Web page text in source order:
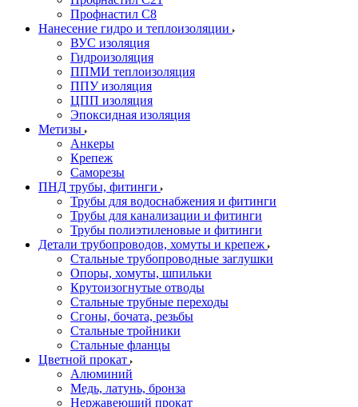
Профнастил С8
Нанесение гидро и теплоизоляции
ВУС изоляция
Гидроизоляция
ППМИ теплоизоляция
ППУ изоляция
ЦПП изоляция
Эпоксидная изоляция
Метизы
Анкеры
Крепеж
Саморезы
ПНД трубы, фитинги
Трубы для водоснабжения и фитинги
Трубы для канализации и фитинги
Трубы полиэтиленовые и фитинги
Детали трубопроводов, хомуты и крепеж
Стальные трубопроводные заглушки
Опоры, хомуты, шпильки
Крутоизогнутые отводы
Стальные трубные переходы
Сгоны, бочата, резьбы
Стальные тройники
Стальные фланцы
Цветной прокат
Алюминий
Медь, латунь, бронза
Нержавеющий прокат